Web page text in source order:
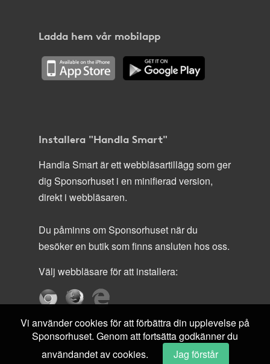
Ladda hem vår mobilapp
Installera "Handla Smart"
Handla Smart är ett webbläsartillägg som ger
dig Sponsorhuset i en minifierad version,
direkt i webbläsaren.
Du påminns om Sponsorhuset när du
besöker en butik som finns ansluten hos oss.
Välj webbläsare för att installera:
Vi använder cookies för att förbättra din upplevelse på
Sponsorhuset. Genom att fortsätta godkänner du
användandet av cookies.
Jag förstår